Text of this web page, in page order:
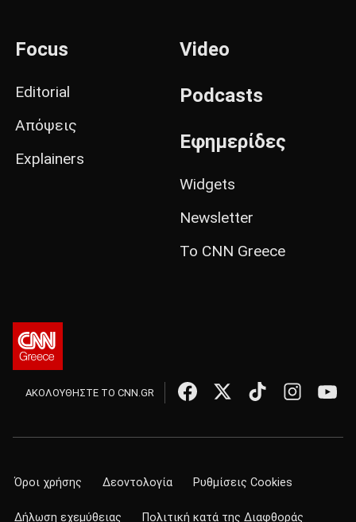
Focus
Editorial
Απόψεις
Explainers
Video
Podcasts
Εφημερίδες
Widgets
Newsletter
Το CNN Greece
ΑΚΟΛΟΥΘΗΣΤΕ ΤΟ CNN.GR
Όροι χρήσης Δεοντολογία Ρυθμίσεις Cookies
Δήλωση εχεμύθειας Πολιτική κατά της Διαφθοράς